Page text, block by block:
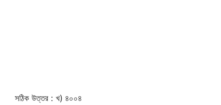
সঠিক উত্তর : খ) ৪০০৪